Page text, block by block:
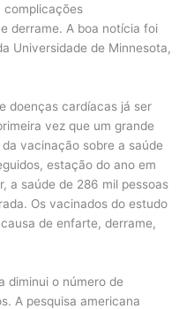
complicações
derrame. A boa notícia foi
Universidade de Minnesota,
doenças cardíacas já ser
vez que um grande
vacinação sobre a saúde
estação do ano em
a saúde de 286 mil pessoas
Os vacinados do estudo
de enfarte, derrame,
diminui o número de
A pesquisa americana